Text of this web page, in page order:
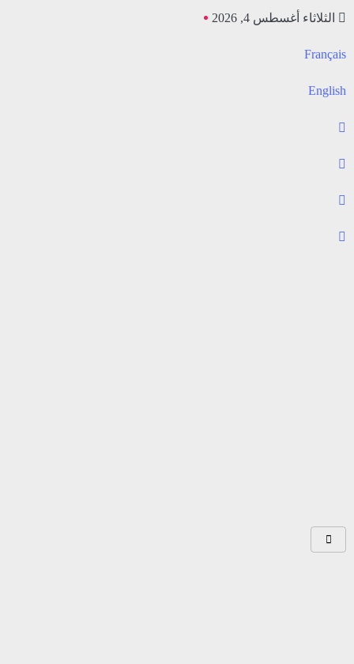
الثلاثاء أغسطس 4, 2026
Français
English